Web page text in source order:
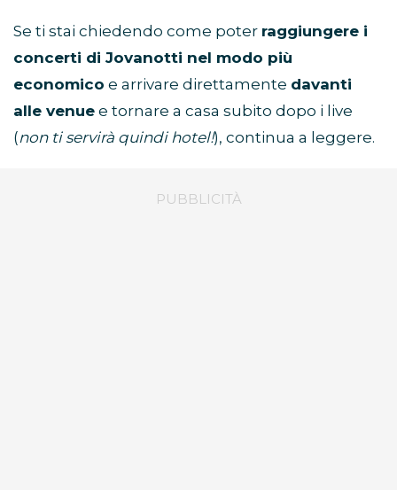
Se ti stai chiedendo come poter raggiungere i
concerti di Jovanotti nel modo più
economico e arrivare direttamente davanti
alle venue e tornare a casa subito dopo i live
(non ti servirà quindi hotel!), continua a leggere.